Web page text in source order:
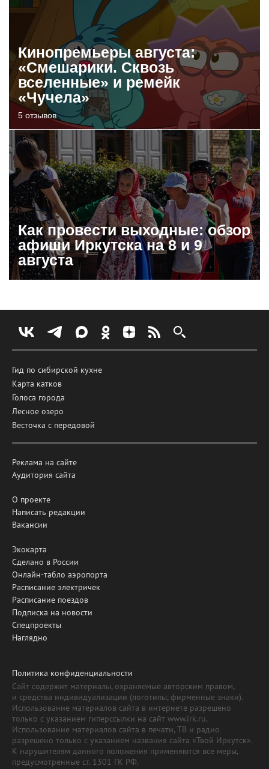
Кинопремьеры августа:
«Смешарики. Сквозь
вселенные» и ремейк
«Чучела»
5 отзывов
Как провести выходные: обзор
афиши Иркутска на 8 и 9
августа
Гид по сибирской кухне
Карта катков
Голоса города
Лесное озеро
Весточка с передовой
Реклама на сайте
Аудитория сайта
О проекте
Написать редакции
Вакансии
Экокарта
Сделано в России
Онлайн-табло аэропорта
Расписание электричек
Расписание поездов
Подписка на новости
Спецпроекты
Наглядно
Политика конфиденциальности
Сайт содержит материалы, охраняемые авторским правом,
и средства индивидуализации (логотипы, фирменные знаки).
Использование материалов сайта в интернете разрешено
только с указанием гиперссылки на сайт www.irk.ru.
Использование материалов сайта в печати, ТВ и радио
разрешено только с указанием названия сайта «Твой Иркутск».
К нарушителям данного положения применяются все меры,
предусмотренные ст. 1301 ГК РФ.